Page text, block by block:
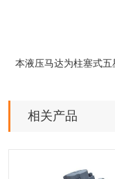
本液压马达为柱塞式
相关产品